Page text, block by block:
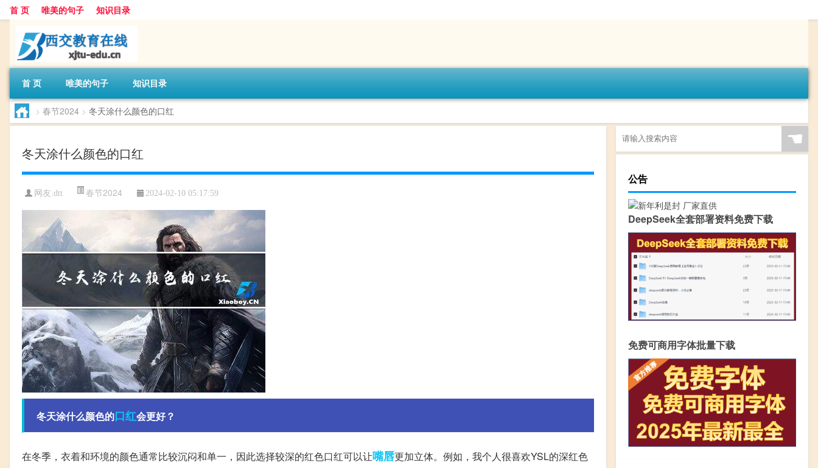
首 页 唯美的句子 知识目录
首 页 唯美的句子 知识目录
> 春节2024 > 冬天涂什么颜色的口红
冬天涂什么颜色的口红
网友:dtt 春节2024 2024-02-10 05:17:59
冬天涂什么颜色的口红会更好？
在冬季，衣着和环境的颜色通常比较沉闷和单一，因此选择较深的红色口红可以让嘴唇更加立体。例如，我个人很喜欢YSL的深红色
☚
公告
DeepSeek全套部署资料免费下载
免费可商用字体批量下载